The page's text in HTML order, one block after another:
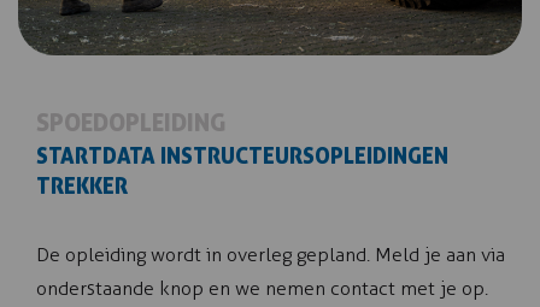
SPOEDOPLEIDING
STARTDATA INSTRUCTEURSOPLEIDINGEN
TREKKER
De opleiding wordt in overleg gepland. Meld je aan via
onderstaande knop en we nemen contact met je op.